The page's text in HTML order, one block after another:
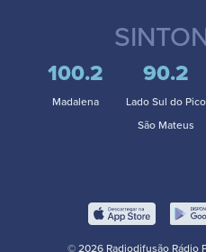
100.2
Madalena
90.2
Lado Sul do Pico
São Mateus
© 2026 Radiodifusão Rádio